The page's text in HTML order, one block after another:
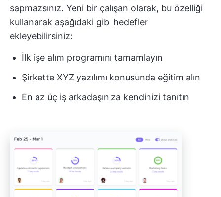
sapmazsınız. Yeni bir çalışan olarak, bu özelliği
kullanarak aşağıdaki gibi hedefler
ekleyebilirsiniz:
İlk işe alım programını tamamlayın
Şirkette XYZ yazılımı konusunda eğitim alın
En az üç iş arkadaşınıza kendinizi tanıtın